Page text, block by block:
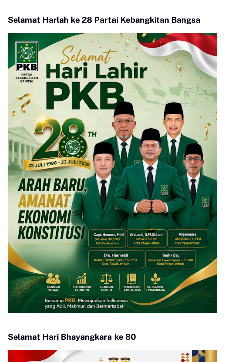
Selamat Harlah ke 28 Partai Kebangkitan Bangsa
Selamat Hari Bhayangkara ke 80